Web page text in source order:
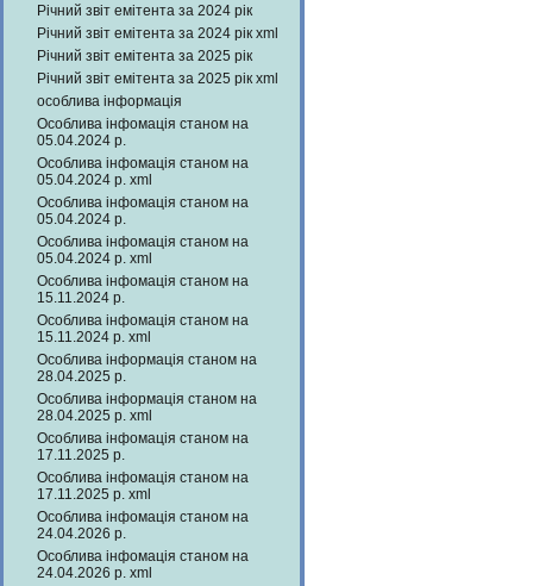
Річний звіт емітента за 2024 рік
Річний звіт емітента за 2024 рік xml
Річний звіт емітента за 2025 рік
Річний звіт емітента за 2025 рік xml
особлива інформація
Особлива інфомація станом на
05.04.2024 р.
Особлива інфомація станом на
05.04.2024 р. xml
Особлива інфомація станом на
05.04.2024 р.
Особлива інфомація станом на
05.04.2024 р. xml
Особлива інфомація станом на
15.11.2024 р.
Особлива інфомація станом на
15.11.2024 р. xml
Особлива інформація станом на
28.04.2025 р.
Особлива інформація станом на
28.04.2025 р. xml
Особлива інфомація станом на
17.11.2025 р.
Особлива інфомація станом на
17.11.2025 р. xml
Особлива інфомація станом на
24.04.2026 р.
Особлива інфомація станом на
24.04.2026 р. xml